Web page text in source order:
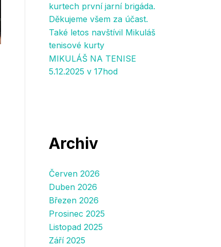
kurtech první jarní brigáda.
Děkujeme všem za účast.
Také letos navštívil Mikuláš
tenisové kurty
MIKULÁŠ NA TENISE
5.12.2025 v 17hod
Archiv
Červen 2026
Duben 2026
Březen 2026
Prosinec 2025
Listopad 2025
Září 2025